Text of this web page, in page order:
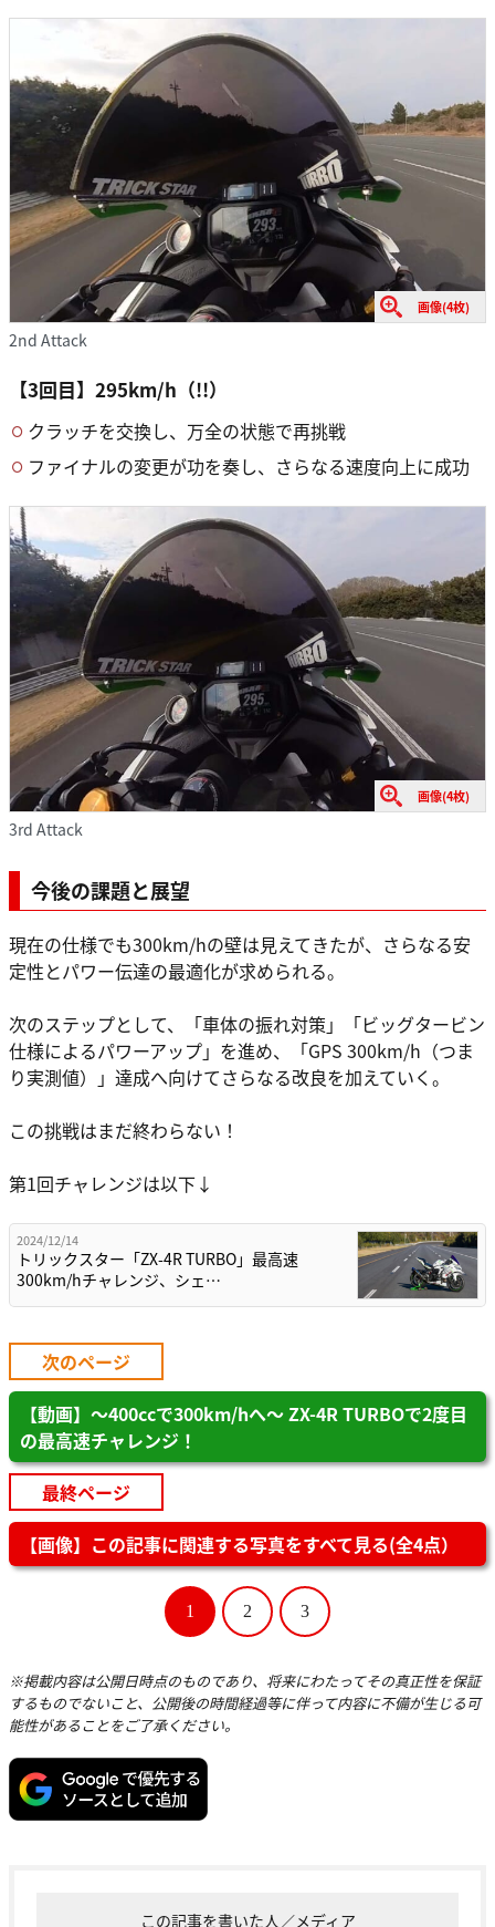
画像(4枚)
2nd Attack
【3回目】295km/h（!!）
クラッチを交換し、万全の状態で再挑戦
ファイナルの変更が功を奏し、さらなる速度向上に成功
画像(4枚)
3rd Attack
今後の課題と展望
現在の仕様でも300km/hの壁は見えてきたが、さらなる安
定性とパワー伝達の最適化が求められる。
次のステップとして、「車体の振れ対策」「ビッグタービン
仕様によるパワーアップ」を進め、「GPS 300km/h（つま
り実測値）」達成へ向けてさらなる改良を加えていく。
この挑戦はまだ終わらない！
第1回チャレンジは以下↓
2024/12/14
トリックスター「ZX-4R TURBO」最高速
300km/hチャレンジ、シェ…
次のページ
【動画】～400ccで300km/hへ～ ZX-4R TURBOで2度目
の最高速チャレンジ！
最終ページ
【画像】この記事に関連する写真をすべて見る(全4点）
1 2 3
※掲載内容は公開日時点のものであり、将来にわたってその真正性を保証
するものでないこと、公開後の時間経過等に伴って内容に不備が生じる可
能性があることをご了承ください。
この記事を書いた人／メディア